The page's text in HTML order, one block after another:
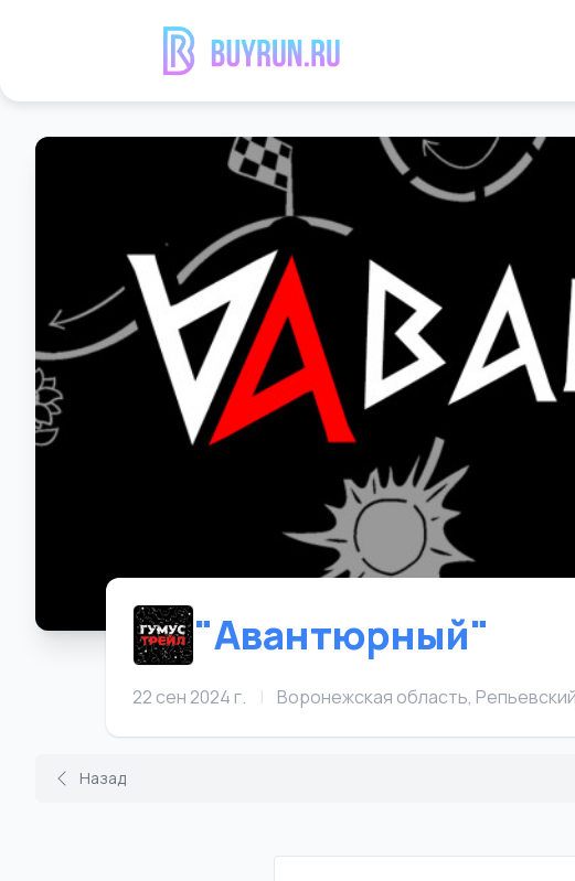
"Авантюрный"
22 сен 2024 г. | Воронежская область,
Назад